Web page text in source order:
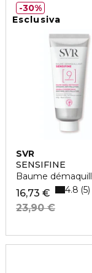
Esclusiva
SVR
SENSIFINE
Baume
16,73 €
23,90 €
4.8 5
30%